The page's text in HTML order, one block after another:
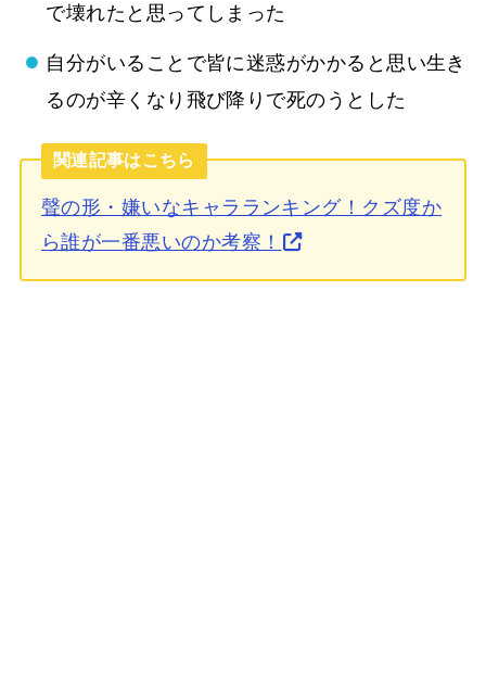
で壊れたと思ってしまった
自分がいることで皆に迷惑がかかると思い生き
るのが辛くなり飛び降りで死のうとした
関連記事はこちら
聲の形・嫌いなキャラランキング！クズ度か
ら誰が一番悪いのか考察！